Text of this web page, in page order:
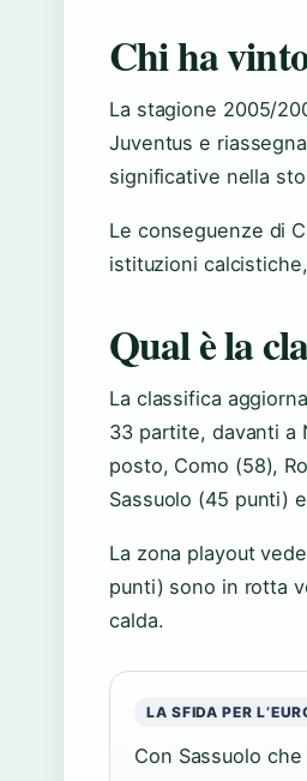
Chi ha
La stagione 2005/
Juventus e
significative nella
Le conseguenze di
istituzioni
Qual è la
La classifica
33 partite, davanti a
posto, Como (58),
Sassuolo (45 punti)
La zona playout
punti) sono in rotta
calda.
LA SFIDA PER
Con Sassuolo